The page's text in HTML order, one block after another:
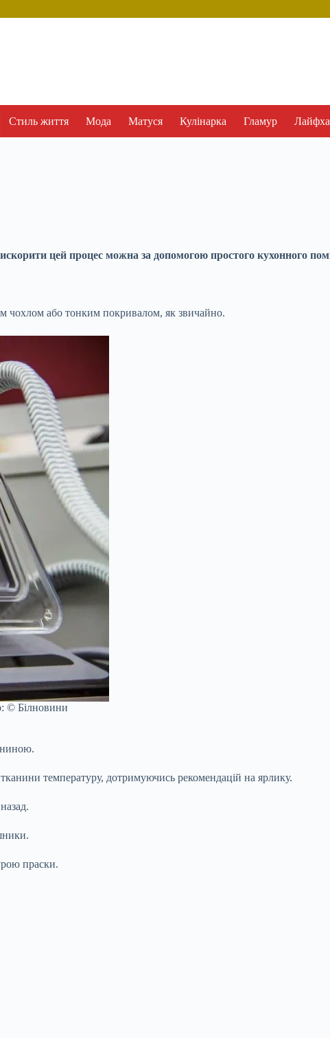
Стиль життя Мода Матуся Кулінарка Гламур
цей процес можна за допомогою простого кухонного
чохлом або тонким покривалом, як звичайно.
© Білновини
температуру, дотримуючись рекомендацій на ярлику.
праски.